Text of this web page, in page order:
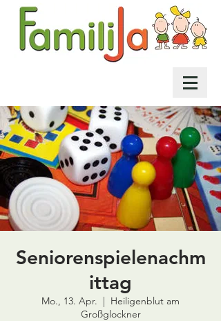
Seniorenspielenachm
ittag
Mo., 13. Apr.
  |
Heiligenblut am
Großglockner